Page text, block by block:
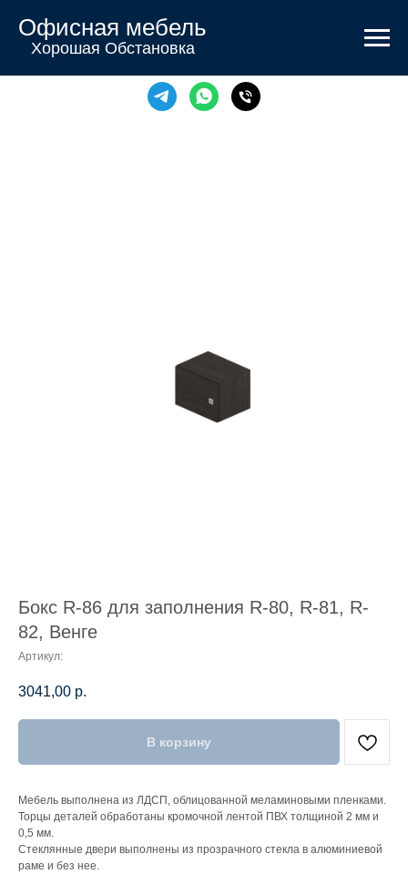
Офисная мебель
Хорошая Обстановка
Бокс R-86 для заполнения R-80, R-81, R-
82, Венге
Артикул:
3041,00 р.
В корзину
Мебель выполнена из ЛДСП, облицованной меламиновыми пленками.
Торцы деталей обработаны кромочной лентой ПВХ толщиной 2 мм и
0,5 мм.
Стеклянные двери выполнены из прозрачного стекла в алюминиевой
раме и без нее.